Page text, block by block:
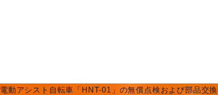
電動アシスト自転車「HNT-01」の無償点検および部品交換